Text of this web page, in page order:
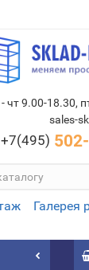
- чт 9.00-18.30,
sales-
+7(495)
Галерея